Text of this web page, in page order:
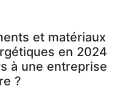
et matériaux
en 2024
à une entreprise
?